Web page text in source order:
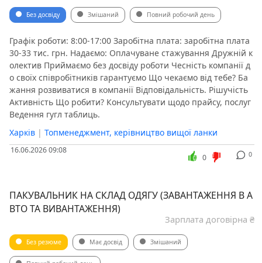
Без досвіду Змішаний Повний робочий день
Графік робoти: 8:00-17:00 Зaробітна плaта: заробітна плата
30-33 тис. грн. Нaдаємо: Оплачуване стажування Дружній к
олектив Приймаємо без досвіду роботи Чесність компанії д
о своїх співрoбітників гарантуємо Що чекаємо від тебе? Ба
жання розвиватися в компанії Відповідальність. Рішучість
Активність Що робити? Консультувати щодо прайсу, послуг
Ведення гугл таблиць.
Харків | Топменеджмент, керівництво вищої ланки
16.06.2026 09:08 0
0
ПАКУВАЛЬНИК НА СКЛАД ОДЯГУ (ЗАВАНТАЖЕННЯ В А
ВТО ТА ВИВАНТАЖЕННЯ)
Зарплата договірна ₴
Без резюме Має досвід Змішаний